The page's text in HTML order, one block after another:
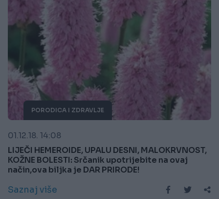
PORODICA I ZDRAVLJE
01.12.18. 14:08
LIJEČI HEMEROIDE, UPALU DESNI, MALOKRVNOST,
KOŽNE BOLESTI: Srčanik upotrijebite na ovaj
način,ova biljka je DAR PRIRODE!
Saznaj više